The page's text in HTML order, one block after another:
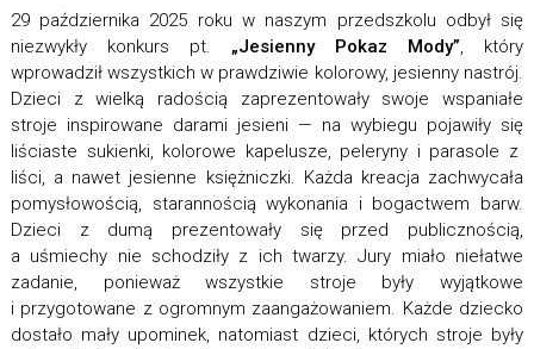
29 października 2025 roku w naszym przedszkolu odbył się
niezwykły konkurs pt. „Jesienny Pokaz Mody”, który
wprowadził wszystkich w prawdziwie kolorowy, jesienny nastrój.
Dzieci z wielką radością zaprezentowały swoje wspaniałe
stroje inspirowane darami jesieni — na wybiegu pojawiły się
liściaste sukienki, kolorowe kapelusze, peleryny i parasole z
liści, a nawet jesienne księżniczki. Każda kreacja zachwycała
pomysłowością, starannością wykonania i bogactwem barw.
Dzieci z dumą prezentowały się przed publicznością,
a uśmiechy nie schodziły z ich twarzy. Jury miało niełatwe
zadanie, ponieważ wszystkie stroje były wyjątkowe
i przygotowane z ogromnym zaangażowaniem. Każde dziecko
dostało mały upominek, natomiast dzieci, których stroje były